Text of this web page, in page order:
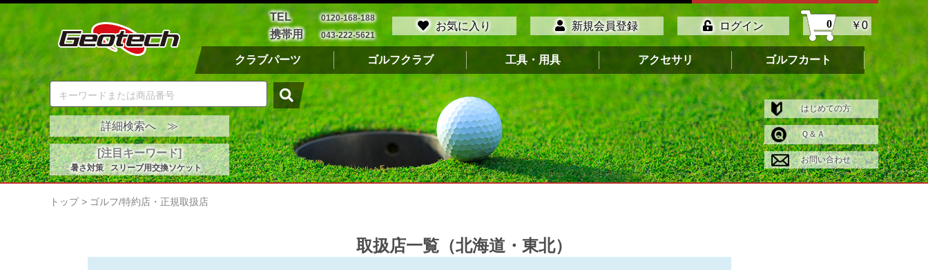
TEL 0120-168-188
携帯用 043-222-5621
お気に入り 新規会員登録 ログイン 0 ￥0
クラブパーツ ゴルフクラブ 工具・用具 アクセサリ ゴルフカート
詳細検索へ ≫
[注目キーワード]
暑さ対策 スリーブ用交換ソケット
はじめての方
Ｑ＆Ａ
お問い合わせ
トップ > ゴルフ/特約店・正規取扱店
取扱店一覧（北海道・東北）